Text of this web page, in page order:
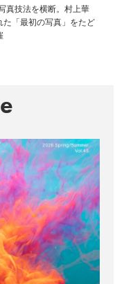
真技法を横断。村上華
た「最初の写真」をたど